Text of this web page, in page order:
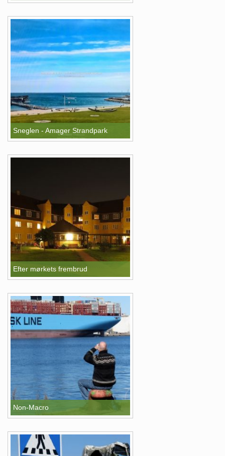
Sneglen - Amager Strandpark
Efter mørkets frembrud
Non-Macro